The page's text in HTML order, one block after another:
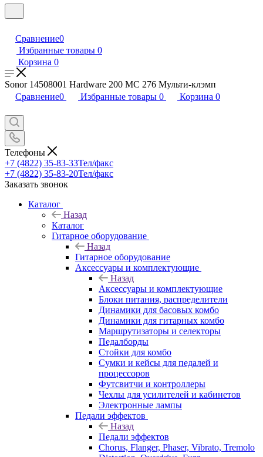
Сравнение0
Избранные товары 0
Корзина 0
Sonor 14508001 Hardware 200 MC 276 Мульти-клэмп
Сравнение0 Избранные товары 0 Корзина 0
Телефоны
+7 (4822) 35-83-33Тел/факс
+7 (4822) 35-83-20Тел/факс
Заказать звонок
Каталог
Назад
Каталог
Гитарное оборудование
Назад
Гитарное оборудование
Аксессуары и комплектующие
Назад
Аксессуары и комплектующие
Блоки питания, распределители
Динамики для басовых комбо
Динамики для гитарных комбо
Маршрутизаторы и селекторы
Педалборды
Стойки для комбо
Сумки и кейсы для педалей и
процессоров
Футсвитчи и контроллеры
Чехлы для усилителей и кабинетов
Электронные лампы
Педали эффектов
Назад
Педали эффектов
Chorus, Flanger, Phaser, Vibrato, Tremolo